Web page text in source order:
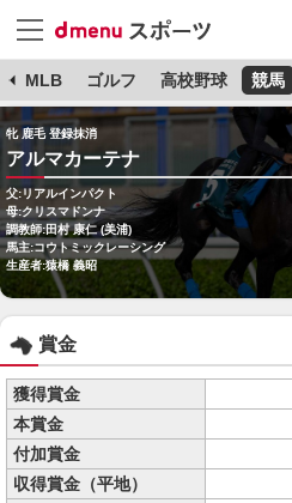
MLB ゴルフ 高校野球 競馬
牝 鹿毛 登録抹消
アルマカーテナ
父:リアルインパクト
母:クリスマドンナ
調教師:田村 康仁 (美浦)
馬主:コウトミックレーシング
生産者:猿橋 義昭
賞金
獲得賞金
本賞金
付加賞金
収得賞金（平地）